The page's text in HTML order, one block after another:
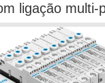
ligação multi-